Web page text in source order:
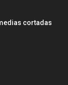
cortadas